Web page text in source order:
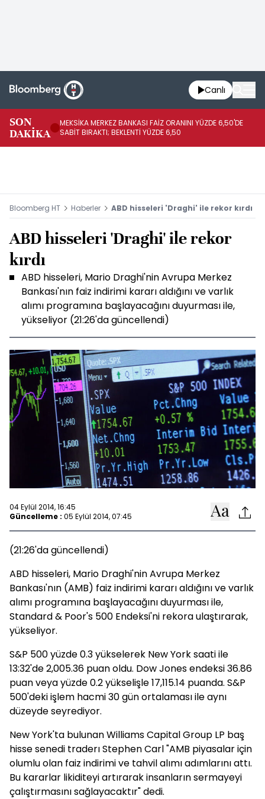
Canlı
SON
DAKİKA
MEKSİKA MERKEZ BANKASI FAİZ ORANINI YÜZDE 6,50'DE
SABİT BIRAKTI; BEKLENTİ YÜZDE 6,50
Bloomberg HT Haberler ABD hisseleri 'Draghi' ile rekor kırdı
ABD hisseleri 'Draghi' ile rekor
kırdı
ABD hisseleri, Mario Draghi'nin Avrupa Merkez
Bankası'nın faiz indirimi kararı aldığını ve varlık
alımı programına başlayacağını duyurması ile,
yükseliyor (21:26'da güncellendi)
04 Eylül 2014, 16:45
Güncelleme : 05 Eylül 2014, 07:45
(21:26'da güncellendi)
ABD hisseleri, Mario Draghi'nin Avrupa Merkez
Bankası'nın (AMB) faiz indirimi kararı aldığını ve varlık
alımı programına başlayacağını duyurması ile,
Standard & Poor's 500 Endeksi'ni rekora ulaştırarak,
yükseliyor.
S&P 500 yüzde 0.3 yükselerek New York saati ile
13:32'de 2,005.36 puan oldu. Dow Jones endeksi 36.86
puan veya yüzde 0.2 yükselişle 17,115.14 puanda. S&P
500'deki işlem hacmi 30 gün ortalaması ile aynı
düzeyde seyrediyor.
New York'ta bulunan Williams Capital Group LP baş
hisse senedi traderı Stephen Carl "AMB piyasalar için
olumlu olan faiz indirimi ve tahvil alımı adımlarını attı.
Bu kararlar likiditeyi artırarak insanların sermayeyi
çalıştırmasını sağlayacaktır" dedi.